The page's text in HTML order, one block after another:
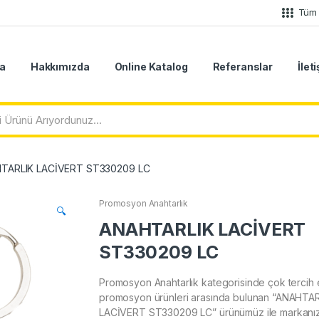
Hakkımızda Online Katalog Referanslar
LACİVERT ST330209 LC
🔍
Promosyon Anahtarlık
ANAHTARLIK LACİVERT
ST330209 LC
Promosyon Anahtarlık kategorisinde çok tercih
promosyon ürünleri arasında bulunan
LACİVERT ST330209 LC” ürünümüz ile markanızı